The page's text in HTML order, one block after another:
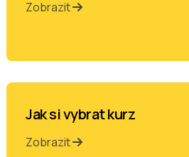
Zobrazit
Jak si vybrat kurz
Zobrazit